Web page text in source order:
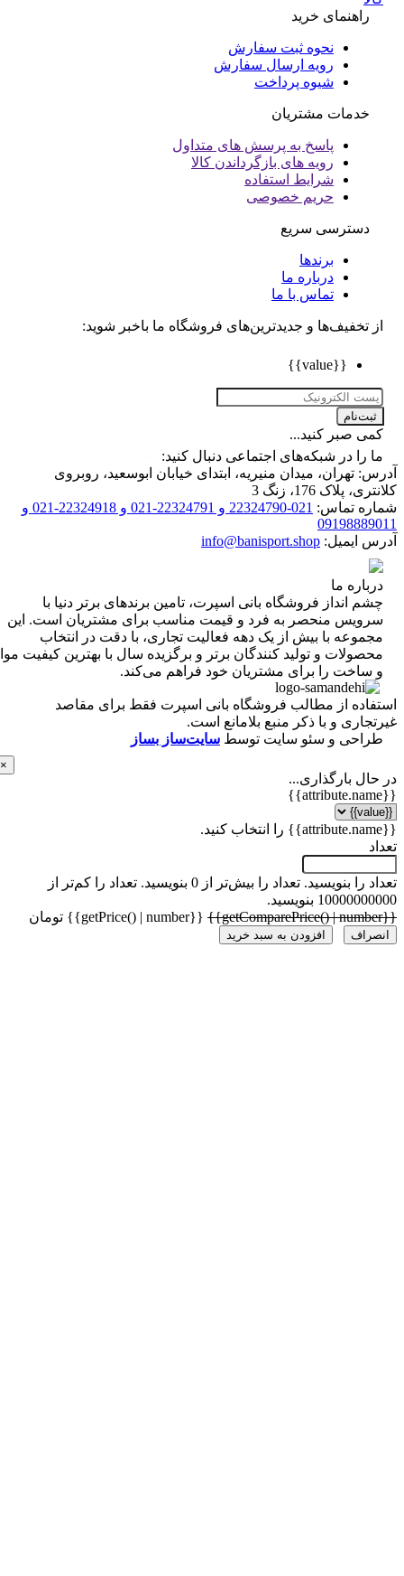
راهنمای خرید
نحوه ثبت سفارش
رویه ارسال سفارش
شیوه پرداخت
خدمات مشتریان
پاسخ به پرسش های متداول
رویه های بازگرداندن کالا
شرایط استفاده
حریم خصوصی
دسترسی سریع
برندها
درباره ما
تماس با ما
تخفیف‌ها و جدیدترین‌های فروشگاه ما باخبر شوید:
صبر کنید...
را در شبکه‌های اجتماعی دنبال کنید:
تهران، میدان منیریه، ابتدای خیابان ابوسعید، روبروی
پلاک 176، زنگ 3
تماس:
021-22324790 و 22324791-021 و 22324918-021 و
ایمیل: info@banisport.shop
ما
انداز فروشگاه‌ بانی اسپرت، تامین برندهای برتر دنیا با
منحصر به فرد و قیمت مناسب برای مشتریان است. این
با بیش از یک دهه فعالیت تجاری، با دقت در انتخاب
و تولید کنندگان برتر و برگزیده سال با بهترین کیفیت مواد
را برای مشتریان خود فراهم می‌کند.
از مطالب فروشگاه بانی اسپرت فقط برای مقاصد
و با ذکر منبع بلامانع است.
و سئو سایت توسطسایت‌ساز بساز
بارگذاری...
را بنویسید.تعداد را بیش‌تر از 0 بنویسید.
تعداد را کم‌تر از
بنویسید.
{{getPrice() | number}} تومان
افزودن به سبد خرید